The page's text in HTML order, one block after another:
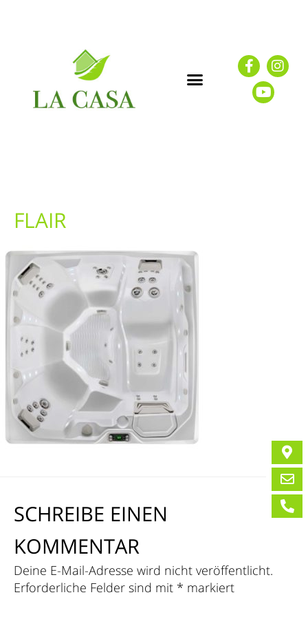
FLAIR
SCHREIBE EINEN
KOMMENTAR
Deine E-Mail-Adresse wird nicht veröffentlicht.
Erforderliche Felder sind mit * markiert